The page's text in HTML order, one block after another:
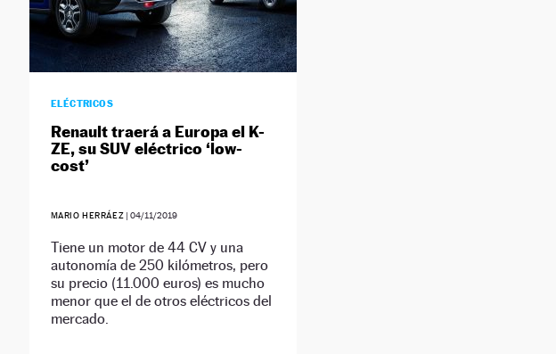
ELÉCTRICOS
Renault traerá a Europa el K-
ZE, su SUV eléctrico ‘low-
cost’
MARIO HERRÁEZ |04/11/2019
Tiene un motor de 44 CV y una
autonomía de 250 kilómetros, pero
su precio (11.000 euros) es mucho
menor que el de otros eléctricos del
mercado.